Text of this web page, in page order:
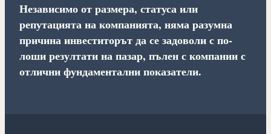
Независимо от размера, статуса или
репутацията на компанията, няма разумна
причина инвеститорът да се задоволи с по-
лоши резултати на пазар, пълен с компании с
отлични фундаментални показатели.